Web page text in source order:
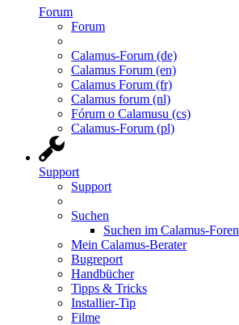
Forum
Forum
Calamus-Forum (de)
Calamus Forum (en)
Calamus Forum (fr)
Calamus forum (nl)
Fórum o Calamusu (cs)
Calamus-Forum (pl)
Support
Support
Suchen
Suchen im Calamus-Foren
Mein Calamus-Berater
Bugreport
Handbücher
Tipps & Tricks
Installier-Tip
Filme